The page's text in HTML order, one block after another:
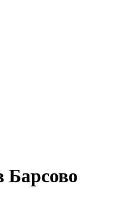
Барсово